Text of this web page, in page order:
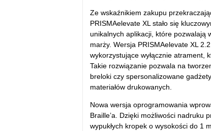
Ze wskaźnikiem zakupu
PRISMAelevate XL stało się
unikalnych aplikacji, które pozwalają
marży. Wersja PRISMAelevate XL
wykorzystujące wyłącznie atrament,
Takie rozwiązanie pozwala na
breloki czy spersonalizowane
materiałów drukowanych.
Nowa wersja oprogramowania
Braille’a. Dzięki możliwości nadruku
wypukłych kropek o wysokości do 1